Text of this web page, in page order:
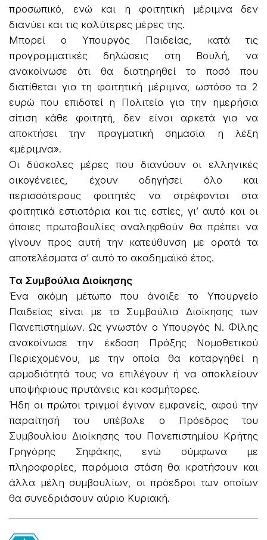
προσωπικό, ενώ και η φοιτητική μέριμνα δεν
διανύει και τις καλύτερες μέρες της.
Μπορεί ο Υπουργός Παιδείας, κατά τις
προγραμματικές δηλώσεις στη Βουλή, να
ανακοίνωσε ότι θα διατηρηθεί το ποσό που
διατίθεται για τη φοιτητική μέριμνα, ωστόσο τα 2
ευρώ που επιδοτεί η Πολιτεία για την ημερήσια
σίτιση κάθε φοιτητή, δεν είναι αρκετά για να
αποκτήσει την πραγματική σημασία η λέξη
«μέριμνα».
Οι δύσκολες μέρες που διανύουν οι ελληνικές
οικογένειες, έχουν οδηγήσει όλο και
περισσότερους φοιτητές να στρέφονται στα
φοιτητικά εστιατόρια και τις εστίες, γι’ αυτό και οι
όποιες πρωτοβουλίες αναληφθούν θα πρέπει να
γίνουν προς αυτή την κατεύθυνση με ορατά τα
αποτελέσματα σ’ αυτό το ακαδημαϊκό έτος.
Τα Συμβούλια Διοίκησης
Ένα ακόμη μέτωπο που άνοιξε το Υπουργείο
Παιδείας είναι με τα Συμβούλια Διοίκησης των
Πανεπιστημίων. Ως γνωστόν ο Υπουργός Ν. Φίλης
ανακοίνωσε την έκδοση Πράξης Νομοθετικού
Περιεχομένου, με την οποία θα καταργηθεί η
αρμοδιότητά τους να επιλέγουν ή να αποκλείουν
υποψήφιους πρυτάνεις και κοσμήτορες.
Ήδη οι πρώτοι τριγμοί έγιναν εμφανείς, αφού την
παραίτησή του υπέβαλε ο Πρόεδρος του
Συμβουλίου Διοίκησης του Πανεπιστημίου Κρήτης
Γρηγόρης Σηφάκης, ενώ σύμφωνα με
πληροφορίες, παρόμοια στάση θα κρατήσουν και
άλλα μέλη συμβουλίων, οι πρόεδροι των οποίων
θα συνεδριάσουν αύριο Κυριακή.